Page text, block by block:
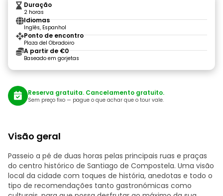
Duração
2 horas
Idiomas
Inglês, Espanhol
Ponto de encontro
Plaza del Obradoiro
A partir de €0
Baseado em gorjetas
Reserva gratuita. Cancelamento gratuito.
Sem preço fixo — pague o que achar que o tour vale.
Visão geral
Passeio a pé de duas horas pelas principais ruas e praças
do centro histórico de Santiago de Compostela. Uma visão
local da cidade com toques de história, anedotas e todo o
tipo de recomendações tanto gastronómicas como